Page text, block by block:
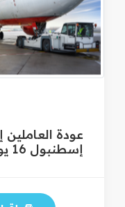
عودة العاملين
إسطنبول 16 يوم